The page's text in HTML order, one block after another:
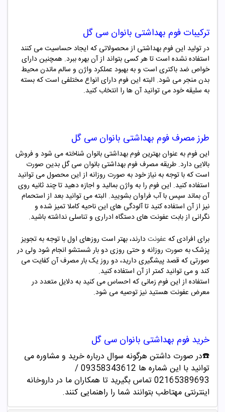
ترکیبات فوم بهداشتی بانوان سی گل
در تولید این فوم بهداشتی از محصولاتی که ایجاد حساسیت می کنند
استفاده نشده است تا هر کسی بتواند از آن بهره ببرد. همچنین دارای
خواص ضد باکتری است و به بهبود عملکرد واژن و سالم ماندن محیط
بدن منجر می شود. البته این فوم دارای انواع مختلفی است که بسته
به سلیقه خود می توانید آن ها را انتخاب کنید.
طرز مصرف فوم بهداشتی بانوان سی گل
این فوم به عنوان بهترین فوم بهداشتی بانوان شناخته می شود و فروش
بالایی دارد. طریقه مصرف فوم بهداشتی بانوان سی گل بدین صورت
است که با توجه به نیاز خود به صورت روزانه از این محصول می توانید
استفاده کنید. این فوم را به واژن بمالید و اجازه دهید تا چند ثانیه روی
آن بماند سپس با آب فراوان بشویید. البته می توانید بعد از استحمام
نیز از آن استفاده کنید تا آلودگی های این ناحیه کاملا تمیز شده و
نگرانی از بابت عفونت های دستگاه ادراری و تناسلی نداشته باشید.
برای افرادی که عفونتدارند، بهتر است روزهای اول با توجه به تجویز
پزشک به صورت روزانه و حتی روزی دو بار شستشو انجام شود ولی در
صورتی که قصد پیشگیری دارید، دو روز یک بار مصرف آن کفایت می
کند و می توانید کمتر از آن استفاده کنید.
استفاده از این فوم زمانی که احساس می کنید به دلایل متعدد در
معرض عفونت هستید نیز توصیه می شود.
خرید فوم بهداشتی بانوان سی گل
☎️در صورت داشتن هرگونه سوال درباره خرید و مشاوره می
توانید با این شماره ها 09358343612 /
02165389693تماس بگیرید تا همکاران ما در داروخانه
اینترنتی مهتاطب بتوانند شما را راهنمایی کنند.